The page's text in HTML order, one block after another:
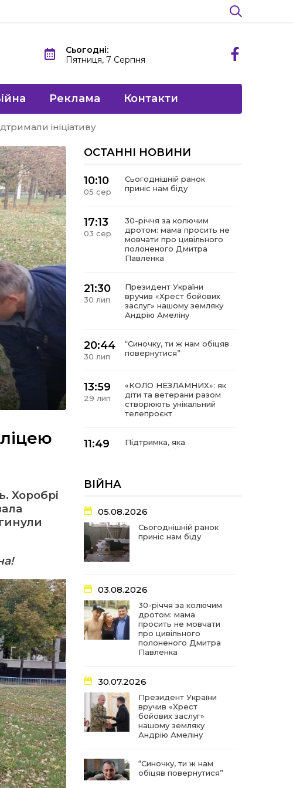
Сьогодні:
Пятниця, 7 Серпня
Реклама Контакти
ініціативу
Хоробрі
ОСТАННІ НОВИНИ
10:10
05 сер
Сьогоднішній ранок
приніс нам біду
17:13
03 сер
30-річчя за колючим
дротом: мама просить не
мовчати про цивільного
полоненого Дмитра
Павленка
21:30
30 лип
Президент України
вручив «Хрест бойових
заслуг» нашому земляку
Андрію Амеліну
20:44
30 лип
“Синочку, ти ж нам обіцяв
повернутися”
13:59
29 лип
«КОЛО НЕЗЛАМНИХ»: як
діти та ветерани разом
створюють унікальний
телепроєкт
11:49
Підтримка, яка
допомагає бути на
21:04
історії Героїв
Барвінківщини стали
частиною літопису війни
17:18
У Барвінківській громаді
16:29
22 лип
Медики Барвінківської
громади вдосконалюють
професійні навички
У Пригожому з дітьми та
фонду
07:17
21 лип
“Мені й досі сниться син”:
чотири роки світлої
пам`яті Олександра
Шинкаря
11:06
20 лип
За дві доби — серія
ворожих ударів по
Барвінківській громаді
ВІЙНА
05.08.2026
Сьогоднішній ранок
приніс нам біду
03.08.2026
30-річчя за колючим
дротом: мама
просить не мовчати
про цивільного
полоненого Дмитра
Павленка
30.07.2026
Президент України
вручив «Хрест
бойових заслуг»
нашому земляку
Андрію Амеліну
“Синочку, ти ж нам
обіцяв повернутися”